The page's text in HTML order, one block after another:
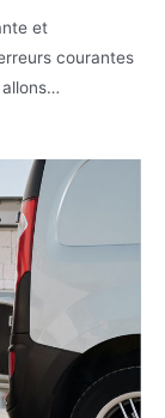
et
courantes